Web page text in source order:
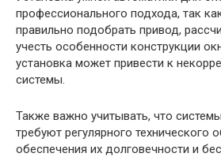
профессионального подхода, так
правильно подобрать привод,
учесть особенности конструкции
установка может привести к
системы.
Также важно учитывать, что
требуют регулярного технического
обеспечения их долговечности и